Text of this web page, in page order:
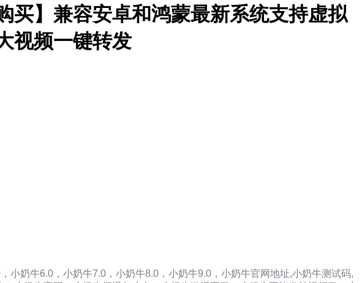
买】兼容安卓和鸿蒙最新系统支持虚拟
视频一键转发
小奶牛6.0， 小奶牛7.0， 小奶牛8.0， 小奶牛9.0， 小奶牛官网地址,小奶牛测试码,